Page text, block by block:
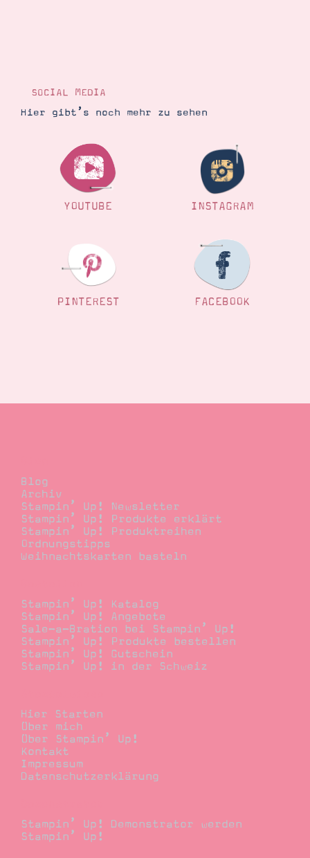
SOCIAL MEDIA
Hier gibt’s noch mehr zu sehen
YOUTUBE INSTAGRAM
PINTEREST FACEBOOK
Blog
Archiv
Stampin’ Up! Newsletter
Stampin’ Up! Produkte erklärt
Stampin’ Up! Produktreihen
Ordnungstipps
Weihnachtskarten basteln
Stampin’ Up! Katalog
Stampin’ Up! Angebote
Sale-a-Bration bei Stampin’ Up!
Stampin’ Up! Produkte bestellen
Stampin’ Up! Gutschein
Stampin’ Up! in der Schweiz
Hier Starten
Über mich
Über Stampin’ Up!
Kontakt
Impressum
Datenschutzerklärung
Stampin’ Up! Demonstrator werden
Stampin’ Up!